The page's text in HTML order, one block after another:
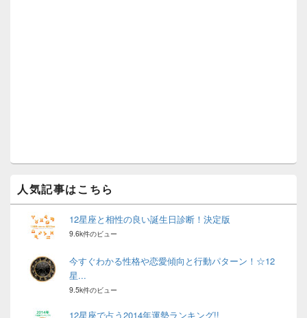
リ
人気記事はこちら
12星座と相性の良い誕生日診断！決定版
9.6k件のビュー
今すぐわかる性格や恋愛傾向と行動パターン！☆12
星...
9.5k件のビュー
12星座で占う2014年運勢ランキング!!